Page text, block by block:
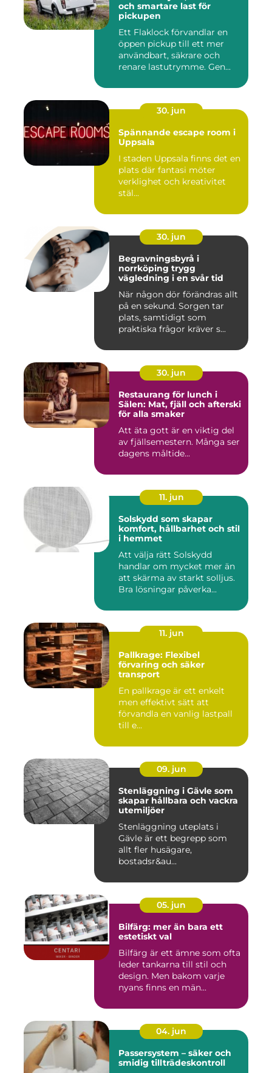
och smartare last för
pickupen
Ett Flaklock förvandlar en
öppen pickup till ett mer
användbart, säkrare och
renare lastutrymme. Gen...
30. jun
Spännande escape room i
Uppsala
I staden Uppsala finns det en
plats där fantasi möter
verklighet och kreativitet
stäl...
30. jun
Begravningsbyrå i
norrköping trygg
vägledning i en svår tid
När någon dör förändras allt
på en sekund. Sorgen tar
plats, samtidigt som
praktiska frågor kräver s...
30. jun
Restaurang för lunch i
Sälen: Mat, fjäll och afterski
för alla smaker
Att äta gott är en viktig del
av fjällsemestern. Många ser
dagens måltide...
11. jun
Solskydd som skapar
komfort, hållbarhet och stil
i hemmet
Att välja rätt Solskydd
handlar om mycket mer än
att skärma av starkt solljus.
Bra lösningar påverka...
11. jun
Pallkrage: Flexibel
förvaring och säker
transport
En pallkrage är ett enkelt
men effektivt sätt att
förvandla en vanlig lastpall
till e...
09. jun
Stenläggning i Gävle som
skapar hållbara och vackra
utemiljöer
Stenläggning uteplats i
Gävle är ett begrepp som
allt fler husägare,
bostadsr&au...
05. jun
Bilfärg: mer än bara ett
estetiskt val
Bilfärg är ett ämne som ofta
leder tankarna till stil och
design. Men bakom varje
nyans finns en män...
04. jun
Passersystem – säker och
smidig tillträdeskontroll